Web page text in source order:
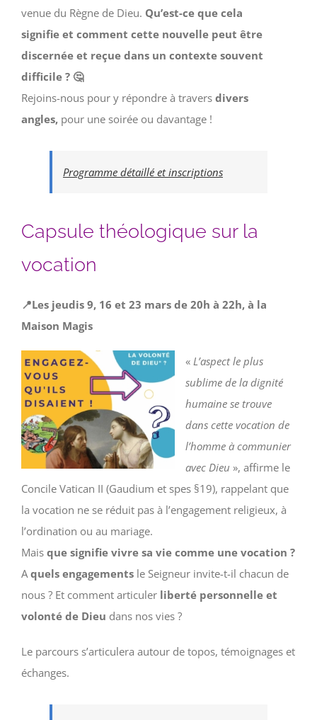
venue du Règne de Dieu. Qu’est-ce que cela
signifieet comment cette nouvelle peut être
discernée et reçue dans un contexte souvent
difficile ? 🤔
Rejoins-nous pour y répondre à travers divers
angles, pour une soirée ou davantage !
Programme détaillé et inscriptions
Capsule théologique sur la
vocation
📍Les jeudis 9, 16 et 23 mars de 20h à 22h, à la
Maison Magis
« L’aspect le plus
sublime de la dignité
humaine se trouve
dans cette vocation de
l’homme à communier
avec Dieu », affirme le
Concile Vatican II (Gaudium et spes §19), rappelant que
la vocation ne se réduit pas à l’engagement religieux, à
l’ordination ou au mariage.
Mais que signifie vivre sa vie comme une vocation ?
Aquels engagementsle Seigneur invite-t-il chacun de
nous ? Et comment articuler liberté personnelle et
volonté de Dieu dans nos vies ?
Le parcours s’articulera autour de topos, témoignages et
échanges.